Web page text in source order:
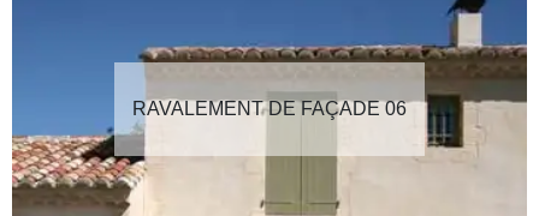
RAVALEMENT DE FAÇADE 06